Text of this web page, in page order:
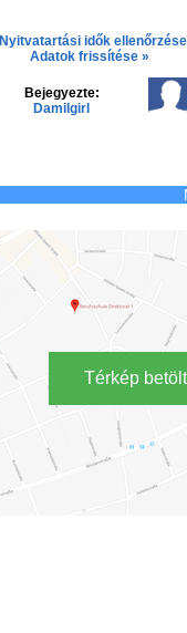
Nyitvatartási idők ellenőrzése
Adatok frissítése »
Bejegyezte:
Damilgirl
Térkép